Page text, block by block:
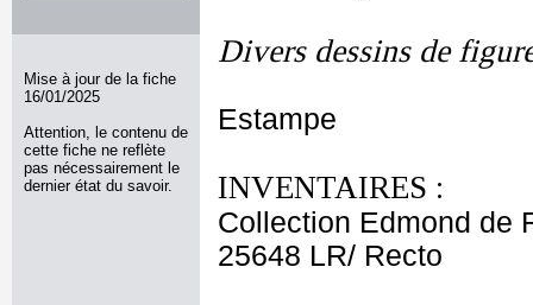
Mise à jour de la fiche
16/01/2025
Attention, le contenu de
cette fiche ne reflète
pas nécessairement le
dernier état du savoir.
Divers dessins de
Estampe
INVENTAIRES :
Collection Edmond de
25648 LR/ Recto